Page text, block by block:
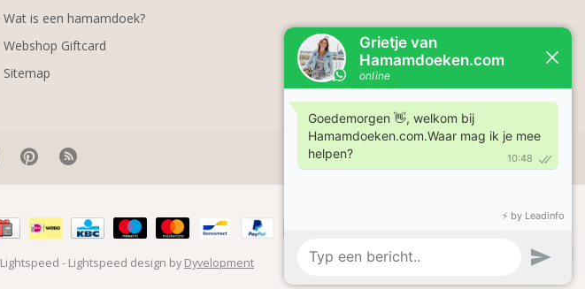
Wat is een hamamdoek?
Webshop Giftcard
Sitemap
Lightspeed - Lightspeed design by Dyvelopment